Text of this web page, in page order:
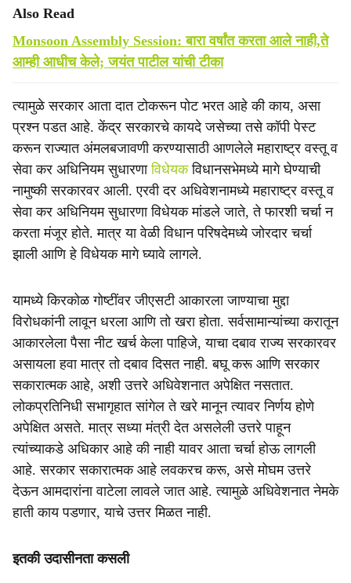
Also Read
Monsoon Assembly Session: बारा वर्षांत करता आले नाही,ते
आम्ही आधीच केले; जयंत पाटील यांची टीका
त्यामुळे सरकार आता दात टोकरून पोट भरत आहे की काय, असा
प्रश्न पडत आहे. केंद्र सरकारचे कायदे जसेच्या तसे कॉपी पेस्ट
करून राज्यात अंमलबजावणी करण्यासाठी आणलेले महाराष्ट्र वस्तू व
सेवा कर अधिनियम सुधारणाविधेयकविधानसभेमध्ये मागे घेण्याची
नामुष्की सरकारवर आली. एरवी दर अधिवेशनामध्ये महाराष्ट्र वस्तू व
सेवा कर अधिनियम सुधारणा विधेयक मांडले जाते, ते फारशी चर्चा न
करता मंजूर होते. मात्र या वेळी विधान परिषदेमध्ये जोरदार चर्चा
झाली आणि हे विधेयक मागे घ्यावे लागले.
यामध्ये किरकोळ गोष्टींवर जीएसटी आकारला जाण्याचा मुद्दा
विरोधकांनी लावून धरला आणि तो खरा होता. सर्वसामान्यांच्या करातून
आकारलेला पैसा नीट खर्च केला पाहिजे, याचा दबाव राज्य सरकारवर
असायला हवा मात्र तो दबाव दिसत नाही. बघू करू आणि सरकार
सकारात्मक आहे, अशी उत्तरे अधिवेशनात अपेक्षित नसतात.
लोकप्रतिनिधी सभागृहात सांगेल ते खरे मानून त्यावर निर्णय होणे
अपेक्षित असते. मात्र सध्या मंत्री देत असलेली उत्तरे पाहून
त्यांच्याकडे अधिकार आहे की नाही यावर आता चर्चा होऊ लागली
आहे. सरकार सकारात्मक आहे लवकरच करू, असे मोघम उत्तरे
देऊन आमदारांना वाटेला लावले जात आहे. त्यामुळे अधिवेशनात नेमके
हाती काय पडणार, याचे उत्तर मिळत नाही.
इतकी उदासीनता कसली